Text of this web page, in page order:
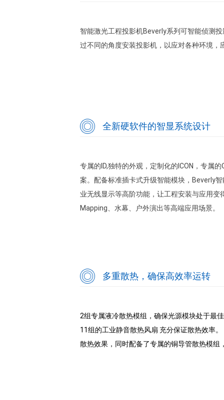
智能激光工程投影机Beverly系列可智能侦测
过不同的角度安装投影机，以应对各种环境，
全新硬软件的智显系统设计
专属的ID,独特的外观，定制化的ICON，专属
案。配备标准插卡式升级智能模块，Beverly
业无线显示等高阶功能，让工程安装与应用
Mapping、水幕、户外演出等高端应用场景。
多重散热，确保高效率运转
2组专属液冷散热模组，确保光源模块处于最
11组的工业静音散热风扇 充分保证散热效率
散热效果，同时配备了专属的铜导管散热模